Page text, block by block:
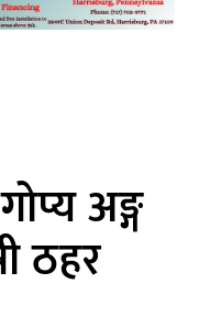
अङ्ग
ठहर